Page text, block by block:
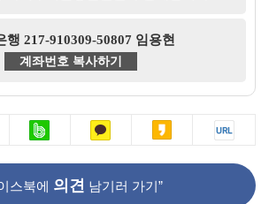
행 217-910309-50807 임용현
계좌번호 복사하기
스북에 의견 남기러 가기”